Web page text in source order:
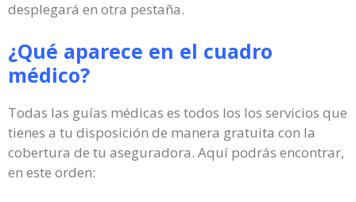
desplegará en otra pestaña.
¿Qué aparece en el cuadro
médico?
Todas las guías médicas es todos los los servicios que
tienes a tu disposición de manera gratuita con la
cobertura de tu aseguradora. Aquí podrás encontrar,
en este orden: